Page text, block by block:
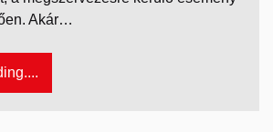
Akár…